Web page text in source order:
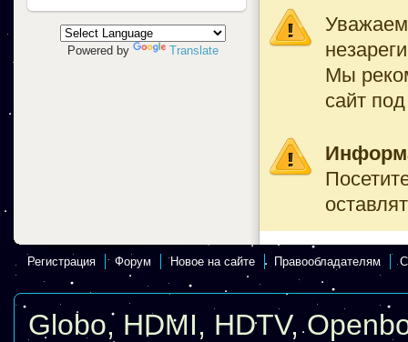
Мы
сайт
Powered by Translate
Регистрация Форум Новое на сайте Правообладателям
Globo, HDMI, HDTV,